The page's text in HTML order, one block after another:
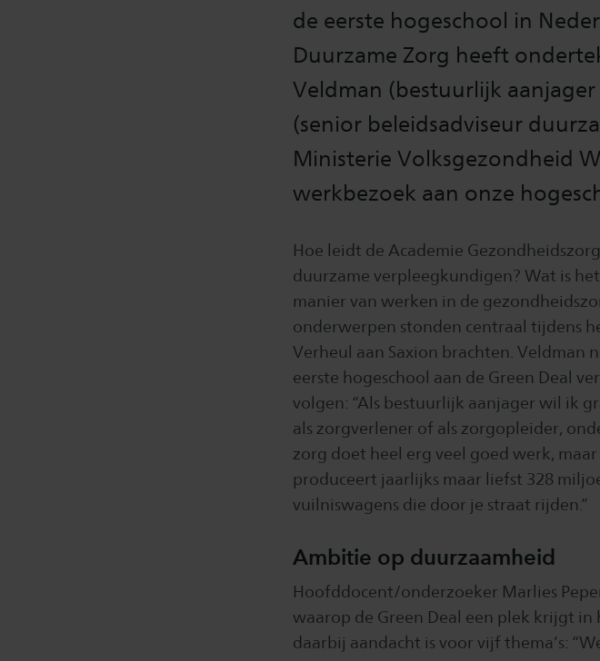
de eerste hogeschool in
Duurzame Zorg heeft
Veldman (bestuurlijk aanjager
(senior beleidsadviseur
Ministerie Volksgezondheid
werkbezoek aan onze
Hoe leidt de Academie
duurzame verpleegkundigen? Wat is
manier van werken in de
onderwerpen stonden centraal tijdens
Verheul aan Saxion brachten. Veldman
eerste hogeschool aan de Green Deal
volgen: “Als bestuurlijk aanjager wil ik
als zorgverlener of als zorgopleider,
zorg doet heel erg veel goed werk,
produceert jaarlijks maar liefst 328
vuilniswagens die door je straat rijden.”
Ambitie op duurzaamheid
Hoofddocent/onderzoeker Marlies
waarop de Green Deal een plek krijgt
daarbij aandacht is voor vijf thema’s: